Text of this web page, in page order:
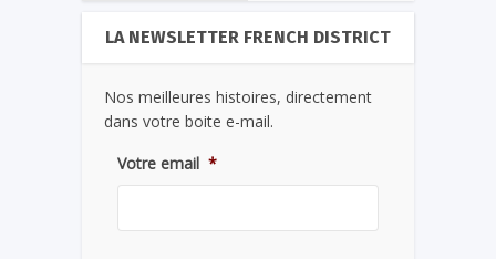
LA NEWSLETTER FRENCH DISTRICT
Nos meilleures histoires, directement
dans votre boite e-mail.
Votre email *